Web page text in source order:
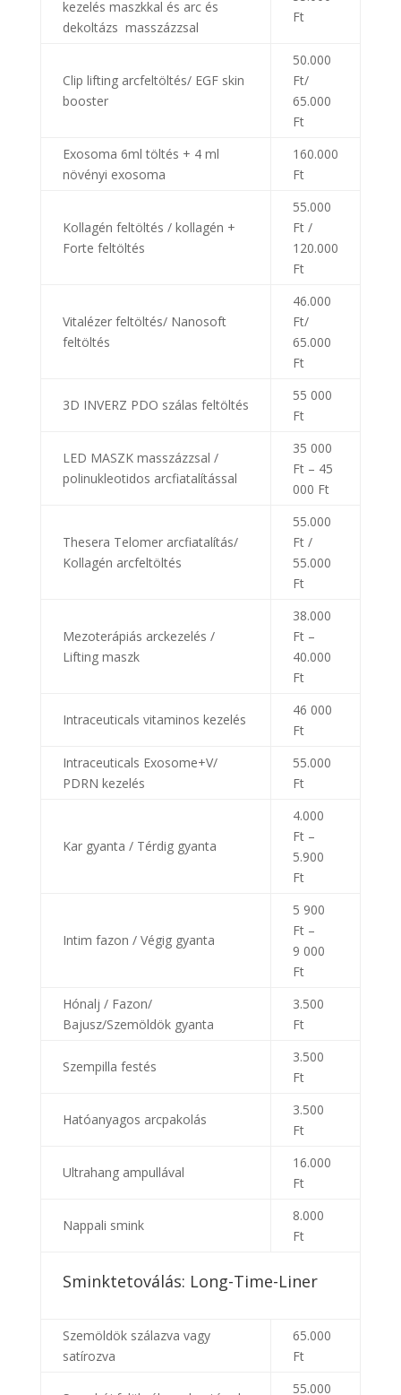
kezelés maszkkal és arc és
dekoltázs masszázzsal
Ft
Clip lifting arcfeltöltés/ EGF skin
booster
50.000
Ft/
65.000
Ft
Exosoma 6ml töltés + 4 ml
növényi exosoma
160.000
Ft
Kollagén feltöltés / kollagén +
Forte feltöltés
55.000
Ft /
120.000
Ft
Vitalézer feltöltés/ Nanosoft
feltöltés
46.000
Ft/
65.000
Ft
3D INVERZ PDO szálas feltöltés
55 000
Ft
LED MASZK masszázzsal /
polinukleotidos arcfiatalítással
35 000
Ft – 45
000 Ft
Thesera Telomer arcfiatalítás/
Kollagén arcfeltöltés
55.000
Ft /
55.000
Ft
Mezoterápiás arckezelés /
Lifting maszk
38.000
Ft –
40.000
Ft
Intraceuticals vitaminos kezelés
46 000
Ft
Intraceuticals Exosome+V/
PDRN kezelés
55.000
Ft
Kar gyanta / Térdig gyanta
4.000
Ft –
5.900
Ft
Intim fazon / Végig gyanta
5 900
Ft –
9 000
Ft
Hónalj / Fazon/
Bajusz/Szemöldök gyanta
3.500
Ft
Szempilla festés
3.500
Ft
Hatóanyagos arcpakolás
3.500
Ft
Ultrahang ampullával
16.000
Ft
Nappali smink
8.000
Ft
Sminktetoválás: Long-Time-Liner
Szemöldök szálazva vagy
satírozva
65.000
Ft
55.000